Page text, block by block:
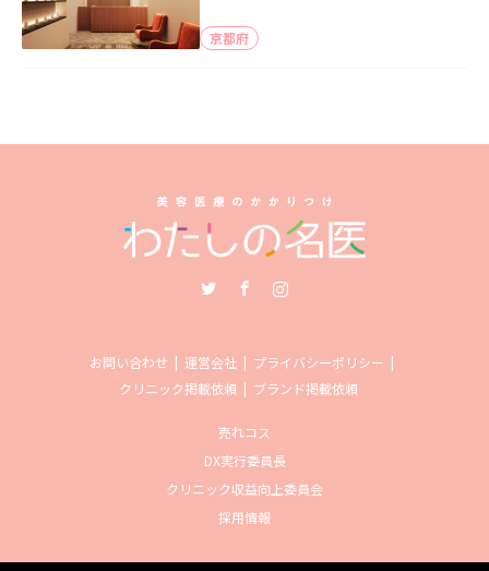
京都府
お問い合わせ 運営会社
プライバシーポリシー
クリニック掲載依頼
ブランド掲載依頼
売れコス
DX実行委員長
クリニック収益向上委員会
採用情報